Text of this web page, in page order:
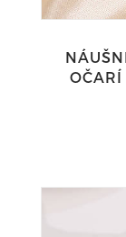
OČARÍ